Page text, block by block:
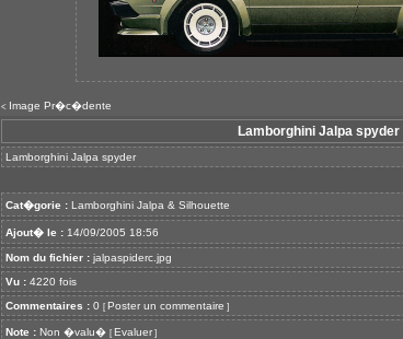
< Image Pr�c�dente
Lamborghini Jalpa spyder
Lamborghini Jalpa spyder
Cat�gorie : Lamborghini Jalpa & Silhouette
Ajout� le : 14/09/2005 18:56
Nom du fichier : jalpaspiderc.jpg
Vu : 4220 fois
Commentaires : 0 [ Poster un commentaire ]
Note : Non �valu� [ Evaluer ]